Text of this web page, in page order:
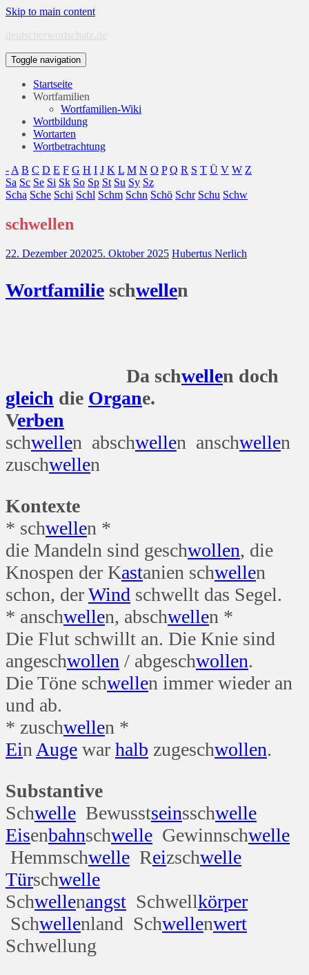
Skip to main content
deutscherwortschatz.de
Toggle navigation
Startseite
Wortfamilien
Wortfamilien-Wiki
Wortbildung
Wortarten
Wortbetrachtung
- A B C D E F G H I J K L M N O P Q R S T Ü V W Z
Sa Sc Se Si Sk So Sp St Su Sy Sz
Scha Sche Schi Schl Schm Schn Schö Schr Schu Schw
schwellen
22. Dezember 202025. Oktober 2025 Hubertus Nerlich
Wortfamilie schwellen
Da schwellen doch
gleich die Organe.
Verben
schwellen abschwellen anschwellen
zuschwellen
Kontexte
* schwellen *
die Mandeln sind geschwollen, die
Knospen der Kastanien schwellen
schon, derWind schwellt das Segel.
* anschwellen, abschwellen *
Die Flut schwillt an. Die Knie sind
angeschwollen / abgeschwollen.
Die Töne schwellen immer wieder an
und ab.
* zuschwellen *
Ein Auge war halb zugeschwollen.
Substantive
Schwelle Bewusstseinsschwelle
Eisenbahnschwelle Gewinnschwelle
Hemmschwelle Reizschwelle
Türschwelle
Schwellenangst Schwellkörper
Schwellenland Schwellenwert
Schwellung